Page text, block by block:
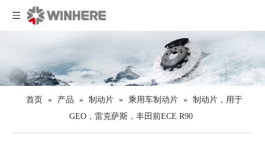
首页 » 产品 » 制动片 » 乘用车制动片 » 制动片，用于
GEO，雷克萨斯，丰田前ECE R90